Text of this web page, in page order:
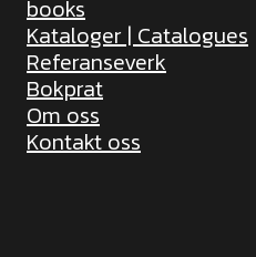
books
Kataloger | Catalogues
Referanseverk
Bokprat
Om oss
Kontakt oss